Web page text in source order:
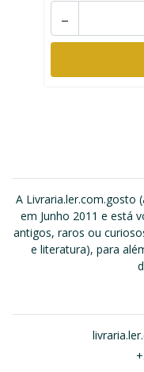
-
A Livraria.ler.com.gosto
em Junho 2011 e está
antigos, raros ou
e literatura), para